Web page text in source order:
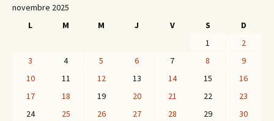
novembre 2025
L
M M J V S
D
1
2
3
4 5 6 7 8
9
10
11 12 13 14 15
16
17
18 19 20 21 22
23
24
25 26 27 28 29
30